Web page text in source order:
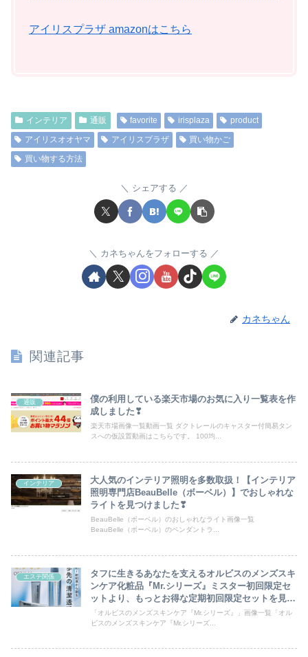
アイリスプラザ amazonはこちら
インテリア 通販 favorite irisplaza
product
アイリスオオヤマ
アイリスプラザ
買い物かご
買い物する方法
シェアする
カネちゃんをフォローする
カネちゃん
関連記事
通販
僕の利用している楽天市場のお気に入り一覧表を作
成しました❣
楽天市場画像一覧動画一覧 ダクトレールのキャスター付簡易タン
スへの仮設置動画はこちらです。 100均...
インテリア
大人気のインテリア照明を多数取扱！【インテリア
照明専門店BeauBelle（ボーベル）】でおしゃれな
ライトを見つけました❣
BeauBelle（ボーベル）のおしゃれなライト画像一覧
BeauBelle（ボーベル）のペンダントラ...
エステ関係
タフに生きるあなたを支えるオルビスのメンズスキ
ンケア化粧品『Mr.シリーズ』ミスター初回限定セ
ットより、もっとお得な定期初回限定セットを見つ
けました❣
「オルビスのメンズスキンケア『Mr.シリーズ』」画像一覧「オル
ビスのメンズスキンケア『Mr.シリーズ...